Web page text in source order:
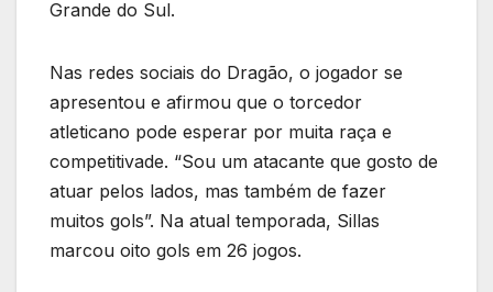
Grande do Sul.
Nas redes sociais do Dragão, o jogador se
apresentou e afirmou que o torcedor
atleticano pode esperar por muita raça e
competitivade. “Sou um atacante que gosto de
atuar pelos lados, mas também de fazer
muitos gols”. Na atual temporada, Sillas
marcou oito gols em 26 jogos.